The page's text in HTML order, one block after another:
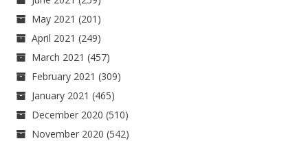
May 2021 (201)
April 2021 (249)
March 2021 (457)
February 2021 (309)
January 2021 (465)
December 2020 (510)
November 2020 (542)